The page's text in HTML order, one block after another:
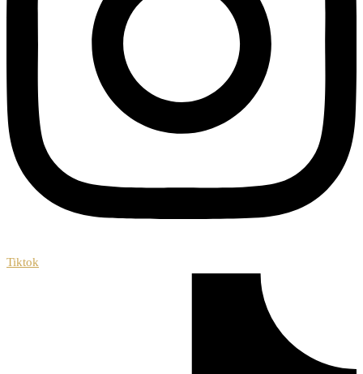
Tiktok